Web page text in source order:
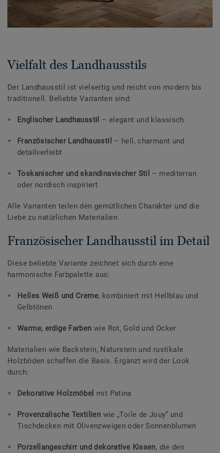
Vielfalt des Landhausstils
Der Landhausstil ist vielseitig und reicht von modern bis
traditionell. Beliebte Varianten sind:
Englischer Landhausstil – elegant und klassisch
Französischer Landhausstil
– hell, charmant und
detailverliebt
Toskanischer und skandinavischer Stil
– mediterran
oder nordisch inspiriert
Alle Varianten teilen den gemütlichen Charakter und die
Liebe zu natürlichen Materialien.
Französischer Landhausstil im Detail
Diese beliebte Variante zeichnet sich durch eine
harmonische Farbpalette aus:
Helles Weiß und Creme, kombiniert mit Hellblau und
Gelbtönen
Warme, erdige Farben wie Rot, Gold und Ocker
Materialien wie Backstein, Naturstein und rustikale
Holzböden schaffen die Basis. Ergänzt wird der Look
durch:
Dekorative Holzmöbel mit Patina
Provenzalische Textilien wie „Toile de Jouy“ und
Tischdecken mit Olivenzweigen oder Sonnenblumen
Porzellangeschirr und dekorative Kissen, die den